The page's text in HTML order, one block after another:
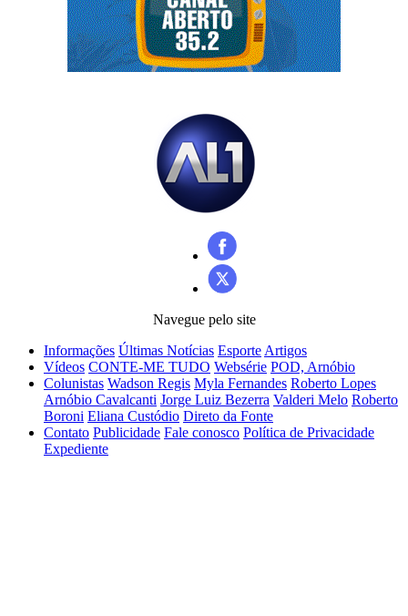
Navegue pelo site
Informações Últimas Notícias Esporte Artigos
Vídeos CONTE-ME TUDO Websérie POD, Arnóbio
Colunistas Wadson Regis Myla Fernandes Roberto Lopes
Arnóbio Cavalcanti Jorge Luiz Bezerra Valderi Melo Roberto
Boroni Eliana Custódio Direto da Fonte
Contato Publicidade Fale conosco Política de Privacidade
Expediente